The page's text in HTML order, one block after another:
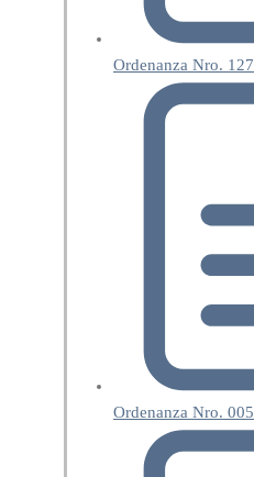
Ordenanza Nro. 127
Ordenanza Nro. 005